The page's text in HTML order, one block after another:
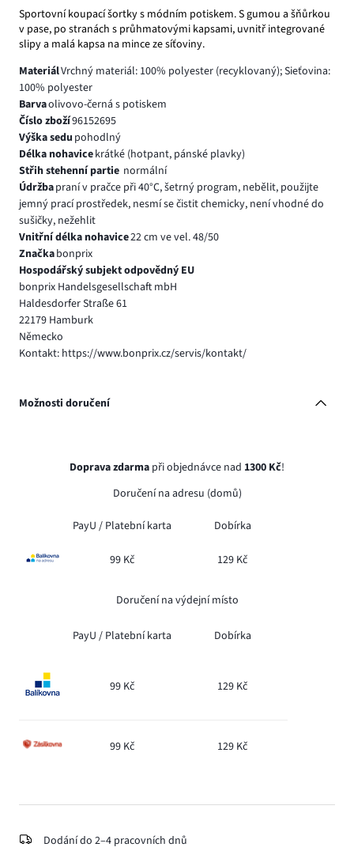
Sportovní koupací šortky s módním potiskem. S gumou a šňůrkou
v pase, po stranách s průhmatovými kapsami, uvnitř integrované
slipy a malá kapsa na mince ze síťoviny.
MateriálVrchný materiál: 100% polyester (recyklovaný); Sieťovina:
100% polyester
Barvaolivovo-černá s potiskem
Číslo zboží96152695
Výška sedu pohodlný
Délka nohavicekrátké (hotpant, pánské plavky)
Střih stehenní partie normální
Údržbapraní v pračce při 40°C, šetrný program, nebělit, použijte
jemný prací prostředek, nesmí se čistit chemicky, není vhodné do
sušičky, nežehlit
Vnitřní délka nohavice22 cm ve vel. 48/50
Značkabonprix
Hospodářský subjekt odpovědný EU
bonprix Handelsgesellschaft mbH
Haldesdorfer Straße 61
22179 Hamburk
Německo
Kontakt: https://www.bonprix.cz/servis/kontakt/
Možnosti doručení
Doprava zdarma při objednávce nad 1300 Kč!
Doručení na adresu (domů)
PayU / Platební karta Dobírka
99 Kč 129 Kč
Doručení na výdejní místo
PayU / Platební karta Dobírka
99 Kč 129 Kč
99 Kč 129 Kč
Dodání do 2–4 pracovních dnů